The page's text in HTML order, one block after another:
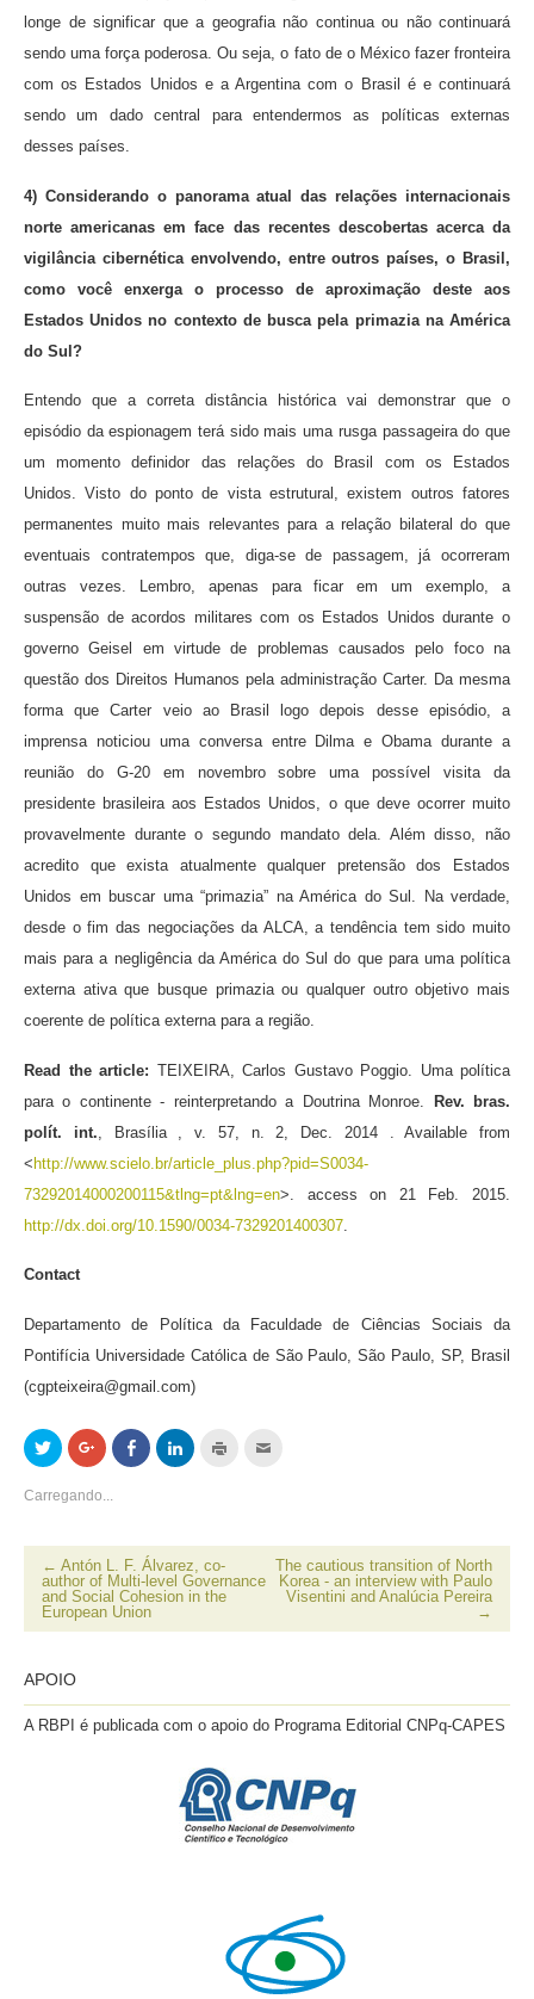
longe de significar que a geografia não continua ou não continuará
sendo uma força poderosa. Ou seja, o fato de o México fazer fronteira
com os Estados Unidos e a Argentina com o Brasil é e continuará
sendo um dado central para entendermos as políticas externas
desses países.
4) Considerando o panorama atual das relações internacionais
norte americanas em face das recentes descobertas acerca da
vigilância cibernética envolvendo, entre outros países, o Brasil,
como você enxerga o processo de aproximação deste aos
Estados Unidos no contexto de busca pela primazia na América
do Sul?
Entendo que a correta distância histórica vai demonstrar que o
episódio da espionagem terá sido mais uma rusga passageira do que
um momento definidor das relações do Brasil com os Estados
Unidos. Visto do ponto de vista estrutural, existem outros fatores
permanentes muito mais relevantes para a relação bilateral do que
eventuais contratempos que, diga-se de passagem, já ocorreram
outras vezes. Lembro, apenas para ficar em um exemplo, a
suspensão de acordos militares com os Estados Unidos durante o
governo Geisel em virtude de problemas causados pelo foco na
questão dos Direitos Humanos pela administração Carter. Da mesma
forma que Carter veio ao Brasil logo depois desse episódio, a
imprensa noticiou uma conversa entre Dilma e Obama durante a
reunião do G-20 em novembro sobre uma possível visita da
presidente brasileira aos Estados Unidos, o que deve ocorrer muito
provavelmente durante o segundo mandato dela. Além disso, não
acredito que exista atualmente qualquer pretensão dos Estados
Unidos em buscar uma “primazia” na América do Sul. Na verdade,
desde o fim das negociações da ALCA, a tendência tem sido muito
mais para a negligência da América do Sul do que para uma política
externa ativa que busque primazia ou qualquer outro objetivo mais
coerente de política externa para a região.
Read the article: TEIXEIRA, Carlos Gustavo Poggio. Uma política
para o continente - reinterpretando a Doutrina Monroe.
Rev. bras.
polít. int. , Brasília , v. 57, n. 2, Dec. 2014 . Available from
<http://www.scielo.br/article_plus.php?pid=S0034-
73292014000200115&tlng=pt&lng=en>. access on 21 Feb. 2015.
http://dx.doi.org/10.1590/0034-7329201400307
Contact
Departamento de Política da Faculdade de Ciências Sociais da
Pontifícia Universidade Católica de São Paulo, São Paulo, SP, Brasil
(cgpteixeira@gmail.com)
Clique
para
compartilhar
no
Twitter(abre
janela)
Compartilhe
no
Google+
(abre
em
Compartilhar
no
Facebook(abre
Clique
para
janela)
Clique
para
amigo(abre
em
nova
janela)
Carregando...
← Antón L. F. Álvarez, co-
author of Multi-level Governance
and Social Cohesion in the
European Union
The cautious transition of North
Korea - an interview with Paulo
Visentini and Analúcia Pereira
→
APOIO
A RBPI é publicada com o apoio do Programa Editorial CNPq-CAPES